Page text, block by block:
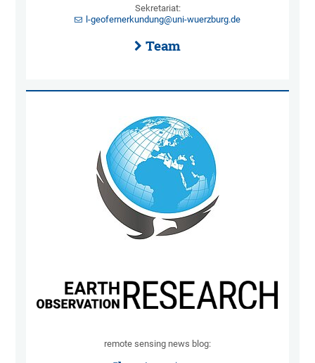
Sekretariat:
l-geofernerkundung@uni-wuerzburg.de
Team
remote sensing news blog: